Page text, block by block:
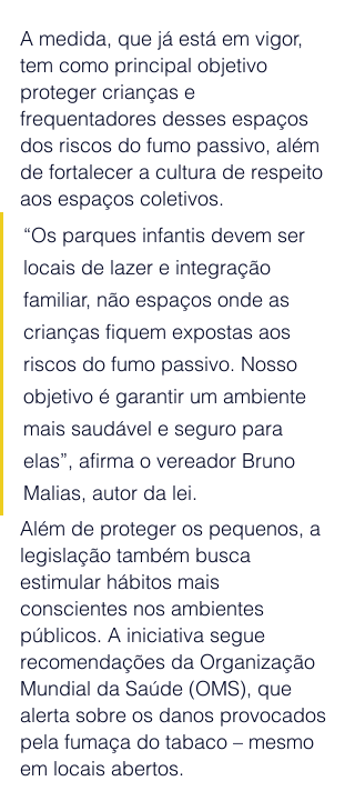
A medida, que já está em vigor,
tem como principal objetivo
proteger crianças e
frequentadores desses espaços
dos riscos do fumo passivo, além
de fortalecer a cultura de respeito
aos espaços coletivos.
“Os parques infantis devem ser
locais de lazer e integração
familiar, não espaços onde as
crianças fiquem expostas aos
riscos do fumo passivo. Nosso
objetivo é garantir um ambiente
mais saudável e seguro para
elas”, afirma o vereador Bruno
Malias, autor da lei.
Além de proteger os pequenos, a
legislação também busca
estimular hábitos mais
conscientes nos ambientes
públicos. A iniciativa segue
recomendações da Organização
Mundial da Saúde (OMS), que
alerta sobre os danos provocados
pela fumaça do tabaco – mesmo
em locais abertos.